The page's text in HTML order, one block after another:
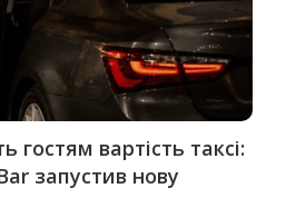
гостям вартість таксі:
запустив нову